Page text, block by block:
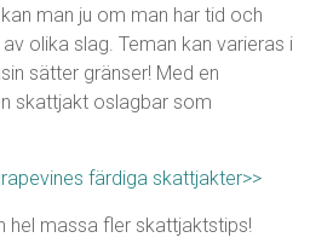
man ju om man har tid och
olika slag. Teman kan varieras i
sätter gränser! Med en
skattjakt oslagbar som
färdiga skattjakter>>
hel massa fler skattjaktstips!